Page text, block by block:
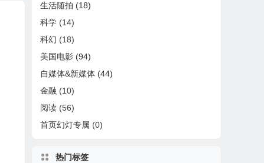
生活随拍 (18)
科学 (14)
科幻 (18)
美国电影 (94)
自媒体&新媒体 (44)
金融 (10)
阅读 (56)
首页幻灯专属 (0)
热门标签